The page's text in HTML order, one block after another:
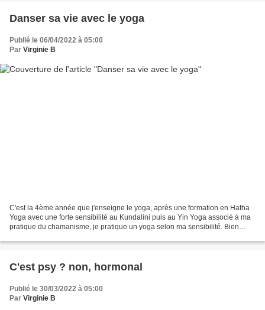
Danser sa vie avec le yoga
Publié le 06/04/2022 à 05:00
Par Virginie B
C'est la 4ème année que j'enseigne le yoga, après une formation en Hatha
Yoga avec une forte sensibilité au Kundalini puis au Yin Yoga associé à ma
pratique du chamanisme, je pratique un yoga selon ma sensibilité. Bien
C'est psy ? non, hormonal
Publié le 30/03/2022 à 05:00
Par Virginie B